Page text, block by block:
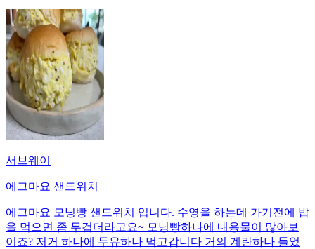
서브웨이
에그마요 샌드위치
에그마요 모닝빵 샌드위치 입니다. 수영을 하는데 가기전에 밥
을 먹으면 좀 무겁더라고요~ 모닝빵하나에 내용물이 많아보
이죠? 저거 하나에 두유하나 먹고갑니다 거의 계란하나 들었